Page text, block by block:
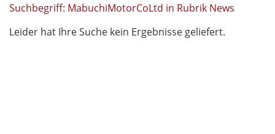
Suchbegriff: MabuchiMotorCoLtd in Rubrik News
Leider hat Ihre Suche kein Ergebnisse geliefert.